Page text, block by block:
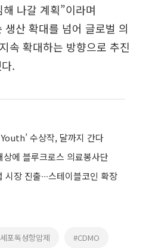
나갈 계획”이라며
산 확대를 넘어 글로벌 의
속 확대하는 방향으로 추진
.
수상작, 달까지 간다
에 블루크로스 의료봉사단
장 진출∙∙∙스테이블코인 확장
포독성항암제 #CDMO